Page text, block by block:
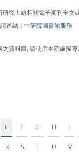
究主題相關電子期刊全文
連結： 中研院圖書館服務
資料庫, 請使用本院虛擬
E F G H I
R S T U V